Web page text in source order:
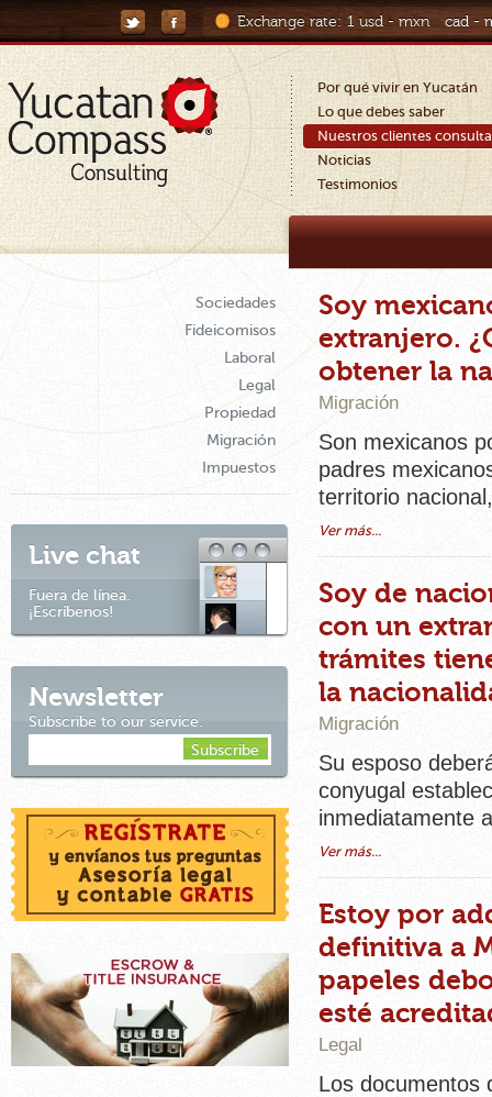
Exchange rate: 1 usd - mxn cad -
Por qué vivir en Yucatán
Lo que debes saber
Nuestros clientes
Noticias
Testimonios
Sociedades
Fideicomisos
Laboral
Legal
Propiedad
Migración
Impuestos
Live chat
Fuera de línea.
¡Escríbenos!
Newsletter
Subscribe to our service.
Soy
extranjero.
obtener la
Migración
Son mexicanos
padres
territorio
Ver más...
Soy de
con un
trámites
la
Migración
Su esposo
conyugal
inmediatamente
Ver más...
Estoy por
definitiva a
papeles
esté
Legal
Los documentos